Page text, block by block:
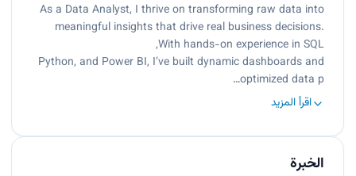
As a Data Analyst, I thrive on transforming raw data into
meaningful insights that drive real business decisions.
With hands-on experience in SQL,
Python, and Power BI, I’ve built dynamic dashboards and
optimized data p…
اقرأ المزيد
الخبرة